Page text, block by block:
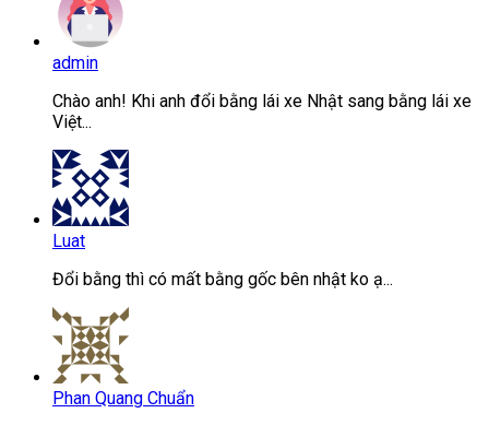
admin
Chào anh! Khi anh đổi bằng lái xe Nhật sang bằng lái xe
Việt...
Luat
Đổi bằng thì có mất bằng gốc bên nhật ko ạ...
Phan Quang Chuẩn